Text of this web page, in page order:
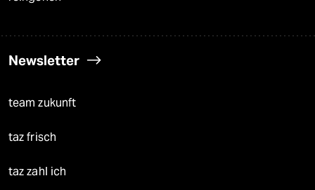
Newsletter
team zukunft
taz frisch
taz zahl ich